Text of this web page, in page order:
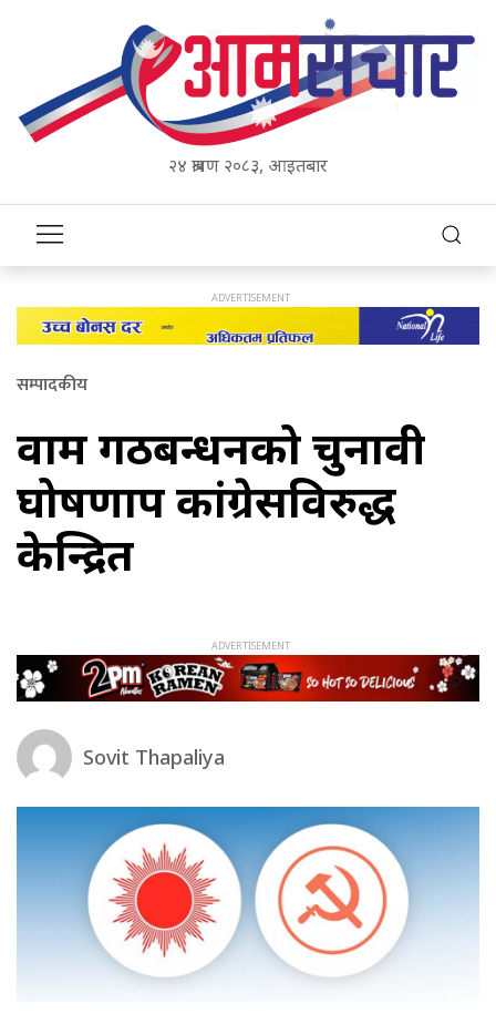
२४ श्रावण २०८३, आइतबार
सम्पादकीय
वाम गठबन्धनको चुनावी
घोषणापत्र कांग्रेसविरुद्ध
केन्द्रित
Sovit Thapaliya